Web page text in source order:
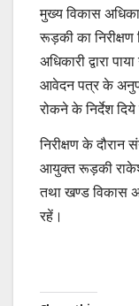
मुख्य विकास
रूड़की का निरीक्षण
अधिकारी द्वारा
आवेदन पत्र के
रोकने के निर्देश
निरीक्षण के
आयुक्त रूड़की राकेश
तथा खण्ड विकास
रहें।